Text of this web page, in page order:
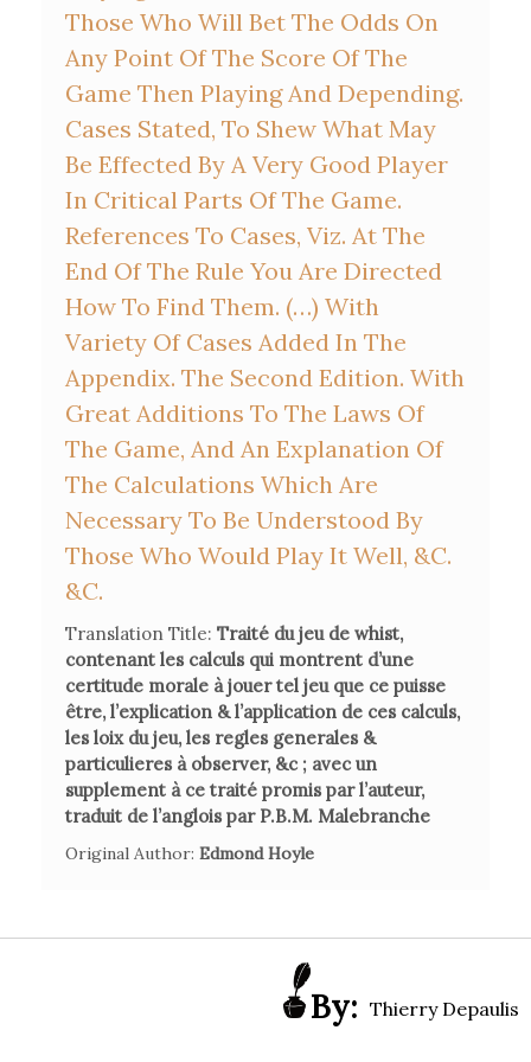
Pierre Bodard,Histoire de la Cour souveraine du duché de
Fernand Clément, « Pierre Rousseau et les journaux de Bouillon
(1ère partie) »,Annales de l’Institut archéologique du
Luxembourg Arlon
, CXII-CXIII, 1981-1982, p. 66-120.
Thierry Depaulis, “Hoyle abroad, II : Hoyle in French”,
Playing-Card
, vol. 43, n° 4, avril-juin 2015, p. 220-236.
Those Who Will Bet The Odds On
Any Point Of The Score Of The
Game Then Playing And Depending.
Cases Stated, To Shew What May
Be Effected By A Very Good Player
In Critical Parts Of The Game.
References To Cases, Viz. At The
End Of The Rule You Are Directed
How To Find Them. (…) With
Variety Of Cases Added In The
Appendix. The Second Edition. With
Great Additions To The Laws Of
The Game, And An Explanation Of
The Calculations Which Are
Necessary To Be Understood By
Those Who Would Play It Well, &c.
&c.
Translation Title: Traité du jeu de whist,
contenant les calculs qui montrent d’une
certitude morale à jouer tel jeu que ce puisse
être, l’explication & l’application de ces calculs,
les loix du jeu, les regles generales &
particulieres à observer, &c ; avec un
supplement à ce traité promis par l’auteur,
traduit de l’anglois par P.B.M. Malebranche
Original Author: Edmond Hoyle
By: Thierry Depaulis